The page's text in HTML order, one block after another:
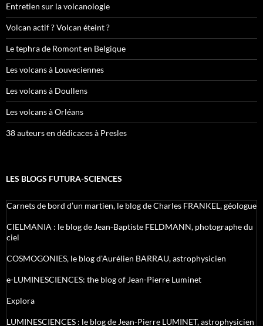
Entretien sur la volcanologie
Volcan actif ? Volcan éteint ?
Le tephra de Romont en Belgique
Les volcans à Louveciennes
Les volcans à Doullens
Les volcans à Orléans
38 auteurs en dédicaces à Presles
LES BLOGS FUTURA-SCIENCES
Carnets de bord d’un martien, le blog de Charles FRANKEL, géologue
CIELMANIA : le blog de Jean-Baptiste FELDMANN, photographe du
ciel
COSMOGONIES, le blog d'Aurélien BARRAU, astrophysicien
e-LUMINESCIENCES: the blog of Jean-Pierre Luminet
Explora
LUMINESCIENCES : le blog de Jean-Pierre LUMINET, astrophysicien